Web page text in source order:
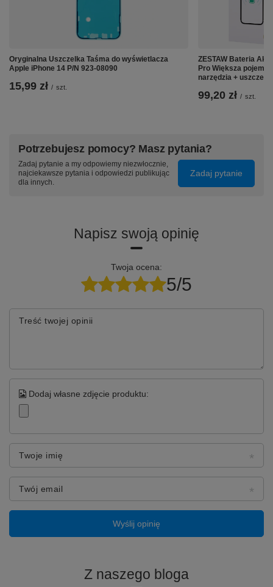
Oryginalna Uszczelka Taśma do wyświetlacza
Apple iPhone 14 P/N 923-08090
15,99 zł / szt.
ZESTAW Bateria
Pro Większa
narzędzia +
99,20 zł / szt.
Potrzebujesz pomocy? Masz pytania?
Zadaj pytanie a my odpowiemy niezwłocznie,
najciekawsze pytania i odpowiedzi publikując
dla innych.
Zadaj pytanie
Napisz swoją opinię
Twoja ocena:
5/5
Treść twojej opinii
Dodaj własne zdjęcie produktu:
Twoje imię
Twój email
Wyślij opinię
Z naszego bloga